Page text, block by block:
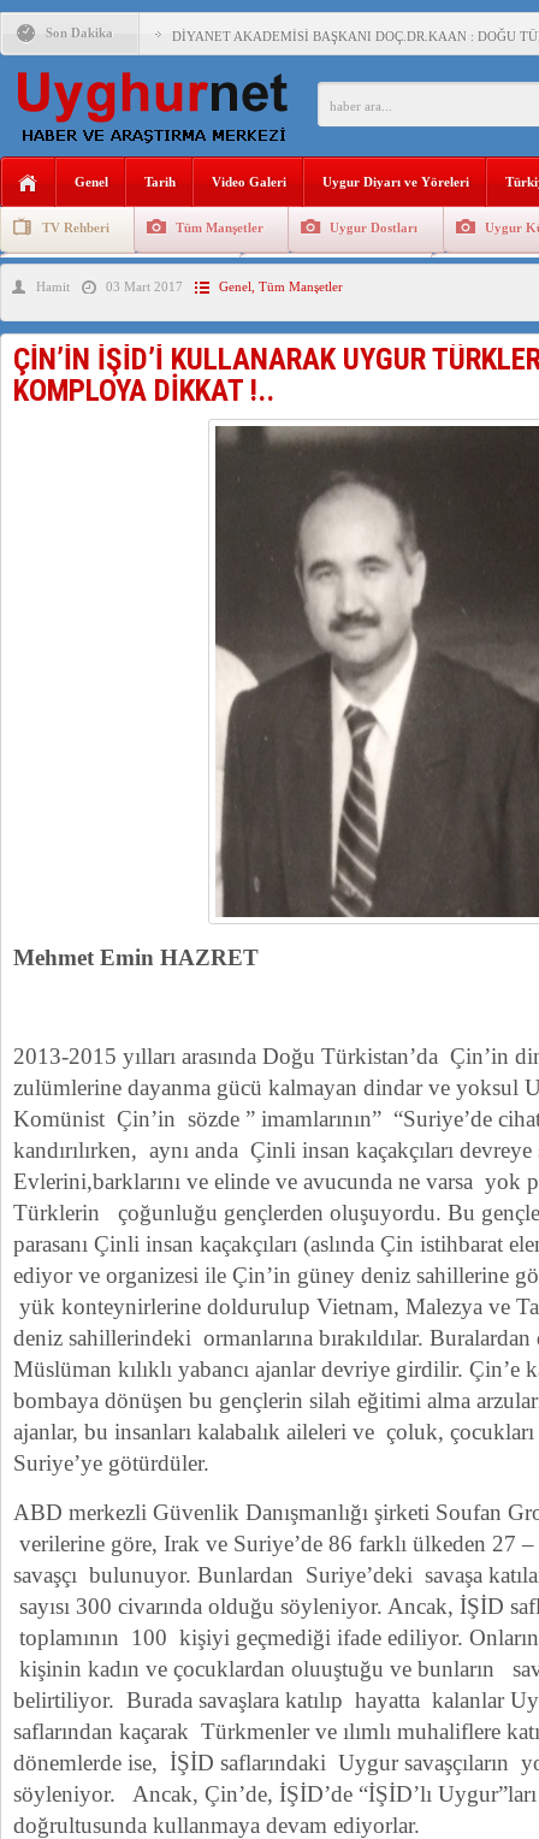
Son Dakika DİYANET AKADEMİSİ BAŞKANI DOÇ.DR.KAAN : DOĞU
150 YILDIR KAYNAYAN YARAMIZ : ÇİN İŞGALİNDEKİ
MHP’DEN URUMÇİ KATLİAMI MESAJİ : 05.07.2009
ÇİN’İN ANKARA BÜYÜKELÇİSİ JİANG’İN TRABZON
SAADET PARTİSİ İLÇE BAŞKANI : TEMMUZ AYI,DOĞU
İŞGALCİ ÇİN,DOĞU TÜRKİSTAN’DA EN AZ 143 BİN
Genel Tarih Video Galeri Uygur Diyarı ve Yöreleri
TV Rehberi Tüm Manşetler Uygur Dostları Uygur
Uygurlarda Düğün ve Cenaze
Hamit 03 Mart 2017 Genel Tüm Manşetler
ÇİN’İN İŞİD’İ KULLANARAK UYGUR
KOMPLOYA DİKKAT !..
Mehmet Emin HAZRET
2013-2015 yılları arasında Doğu Türkistan’da Çin’in
zulümlerine dayanma gücü kalmayan dindar ve yoksul
Komünist Çin’in sözde ” imamlarının” “Suriye’de
kandırılırken, aynı anda Çinli insan kaçakçıları
Evlerini,barklarını ve elinde ve avucunda ne varsa yok
Türklerin çoğunluğu gençlerden oluşuyordu. Bu
parasanı Çinli insan kaçakçıları (aslında Çin istihbarat
ediyor ve organizesi ile Çin’in güney deniz sahillerine
yük konteynirlerine doldurulup Vietnam, Malezya ve
deniz sahillerindeki ormanlarına bırakıldılar.
Müslüman kılıklı yabancı ajanlar devriye girdilir. Çin’e
bombaya dönüşen bu gençlerin silah eğitimi alma
ajanlar, bu insanları kalabalık aileleri ve çoluk,
Suriye’ye götürdüler.
ABD merkezli Güvenlik Danışmanlığı şirketi Soufan
verilerine göre, Irak ve Suriye’de 86 farklı ülkeden 27 –
savaşçı bulunuyor. Bunlardan Suriye’deki savaşa
sayısı 300 civarında olduğu söyleniyor. Ancak, İŞİD
toplamının 100 kişiyi geçmediği ifade ediliyor.
kişinin kadın ve çocuklardan oluuştuğu ve bunların
belirtiliyor. Burada savaşlara katılıp hayatta kalanlar
saflarından kaçarak Türkmenler ve ılımlı muhaliflere
dönemlerde ise, İŞİD saflarındaki Uygur savaşçıların
söyleniyor. Ancak, Çin’de, İŞİD’de “İŞİD’lı
doğrultusunda kullanmaya devam ediyorlar.